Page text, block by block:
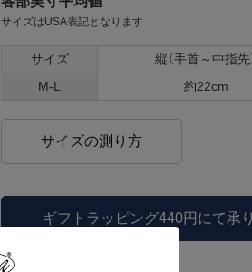
サイズはUSA表記となります
サイズ 縦（手首～中指先
M-L
約22cm
サイズの測り方
ギフトラッピング440円にて承